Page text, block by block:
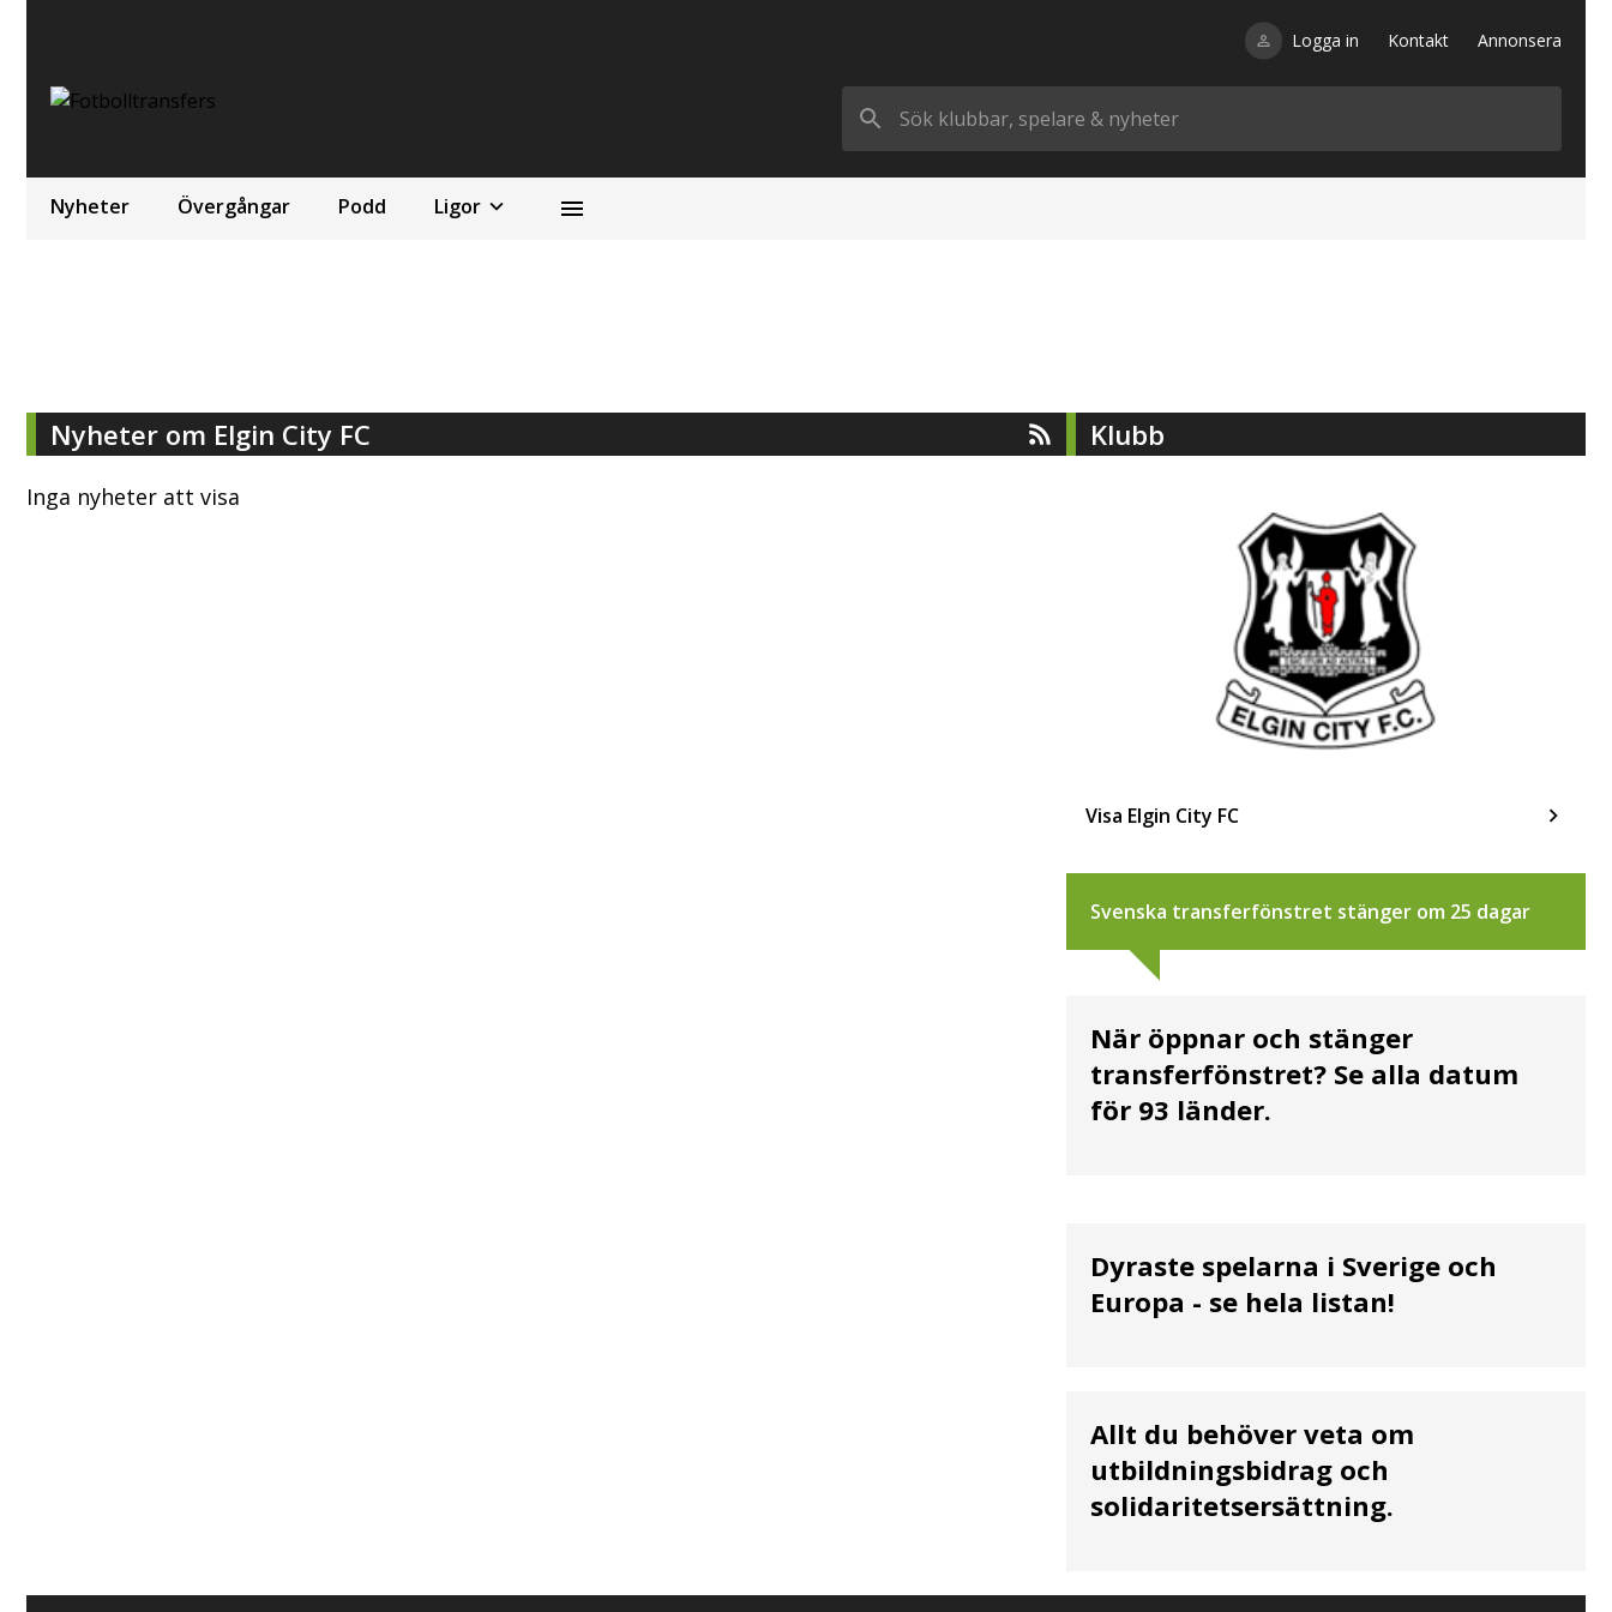
Logga in Kontakt Annonsera
Nyheter Övergångar Podd Ligor
Nyheter om Elgin City FC
Inga nyheter att visa
Klubb
Visa Elgin City FC
Svenska transferfönstret stänger om 25 dagar
När öppnar och stänger
transferfönstret? Se alla datum
för 93 länder.
Dyraste spelarna i Sverige och
Europa - se hela listan!
Allt du behöver veta om
utbildningsbidrag och
solidaritetsersättning.